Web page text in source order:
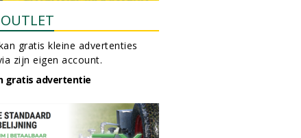
gratis kleine advertenties
zijn eigen account.
gratis advertentie